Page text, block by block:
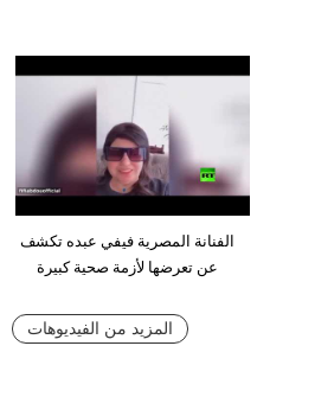
الفنانة المصرية فيفي عبده تكشف
عن تعرضها لأزمة صحية كبيرة
المزيد من الفيديوهات